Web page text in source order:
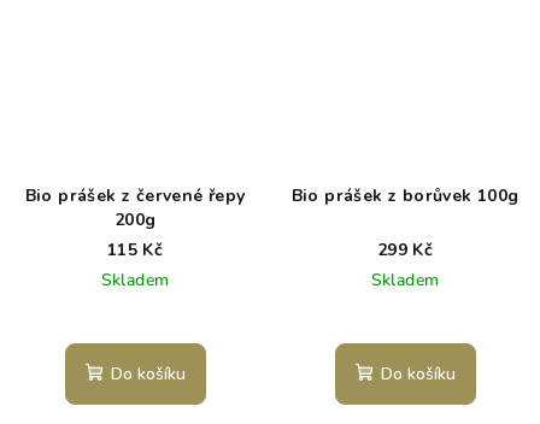
Bio prášek z červené řepy
200g
115 Kč
Skladem
Do košíku
Bio prášek z borůvek 100g
299 Kč
Skladem
Do košíku